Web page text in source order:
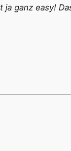
ja ganz easy!